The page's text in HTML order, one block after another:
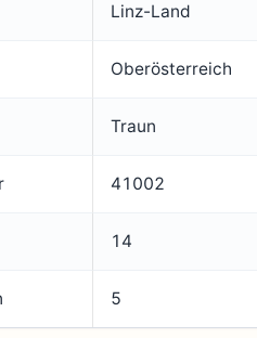
Linz-Land
Oberösterreich
Traun
41002
14
5